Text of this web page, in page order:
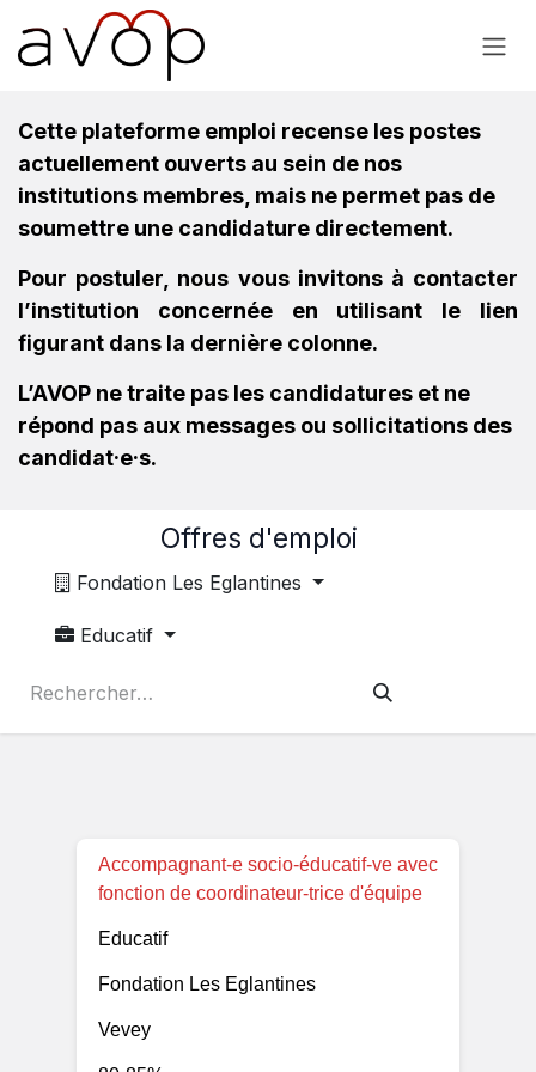
Se rendre au contenu
Cette plateforme emploi recense les postes
actuellement ouverts au sein de nos
institutions membres, mais ne permet pas de
soumettre une candidature directement.
Pour postuler, nous vous invitons à contacter
l’institution concernée en utilisant le lien
figurant dans la dernière colonne.
L’AVOP ne traite pas les candidatures et ne
répond pas aux messages ou sollicitations des
candidat·e·s.
Offres d'emploi
Fondation Les Eglantines
Educatif
Accompagnant-e socio-éducatif-ve avec
fonction de coordinateur-trice d'équipe
Educatif
Fondation Les Eglantines
Vevey